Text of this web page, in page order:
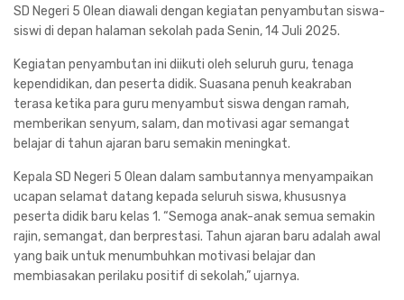
SD Negeri 5 Olean diawali dengan kegiatan penyambutan siswa-
siswi di depan halaman sekolah pada Senin, 14 Juli 2025.
Kegiatan penyambutan ini diikuti oleh seluruh guru, tenaga
kependidikan, dan peserta didik. Suasana penuh keakraban
terasa ketika para guru menyambut siswa dengan ramah,
memberikan senyum, salam, dan motivasi agar semangat
belajar di tahun ajaran baru semakin meningkat.
Kepala SD Negeri 5 Olean dalam sambutannya menyampaikan
ucapan selamat datang kepada seluruh siswa, khususnya
peserta didik baru kelas 1. “Semoga anak-anak semua semakin
rajin, semangat, dan berprestasi. Tahun ajaran baru adalah awal
yang baik untuk menumbuhkan motivasi belajar dan
membiasakan perilaku positif di sekolah,” ujarnya.